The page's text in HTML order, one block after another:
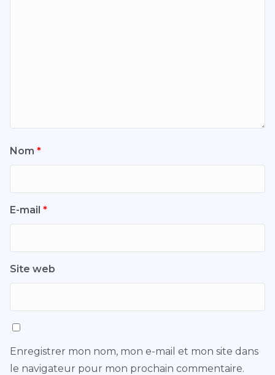
Nom *
E-mail *
Site web
Enregistrer mon nom, mon e-mail et mon site dans
le navigateur pour mon prochain commentaire.